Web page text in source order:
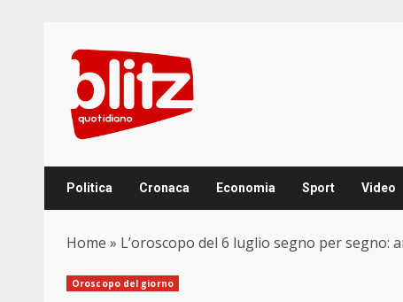
content
Politica Cronaca Economia Sport Video
Home » L’oroscopo del 6 luglio segno per segno:
Oroscopo del giorno